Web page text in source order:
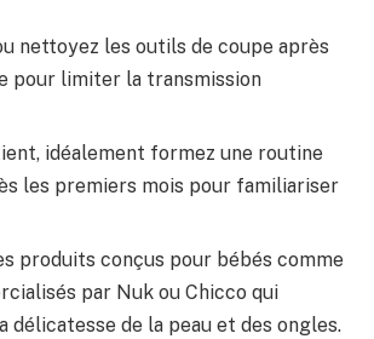
nettoyez les outils de coupe après
pour limiter la transmission
idéalement formez une routine
les premiers mois pour familiariser
produits conçus pour bébés comme
par Nuk ou Chicco qui
délicatesse de la peau et des ongles.